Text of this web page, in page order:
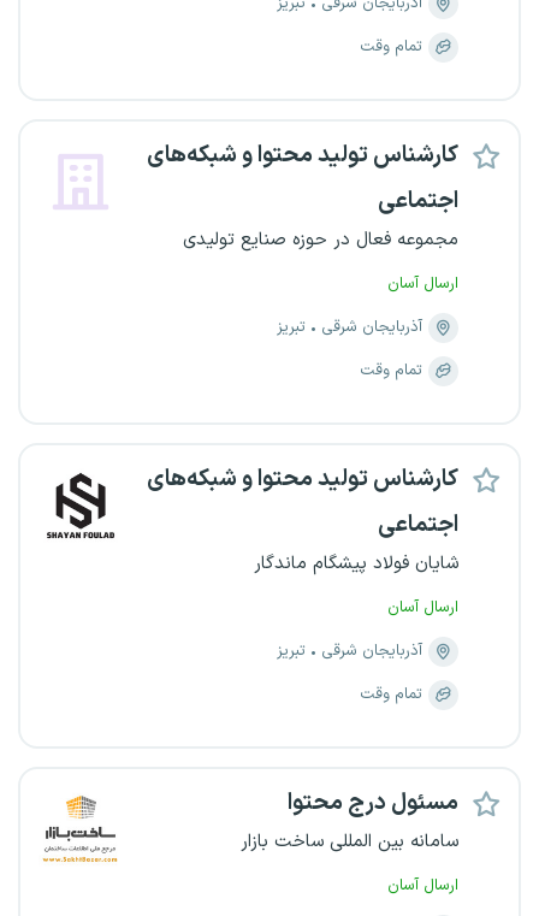
تمام وقت
کارشناس تولید محتوا و شبکه‌های
اجتماعی
مجموعه فعال در حوزه صنایع تولیدی
ارسال آسان
آذربایجان شرقی
تبریز
تمام وقت
کارشناس تولید محتوا و شبکه‌های
اجتماعی
شایان فولاد پیشگام ماندگار
ارسال آسان
آذربایجان شرقی
تبریز
تمام وقت
مسئول درج محتوا
سامانه بین المللی ساخت بازار
ارسال آسان